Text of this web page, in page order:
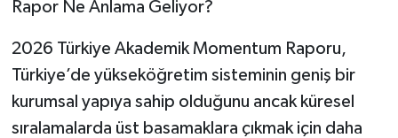
Rapor Ne Anlama Geliyor?
2026 Türkiye Akademik Momentum Raporu,
Türkiye’de yükseköğretim sisteminin geniş bir
kurumsal yapıya sahip olduğunu ancak küresel
sıralamalarda üst basamaklara çıkmak için daha